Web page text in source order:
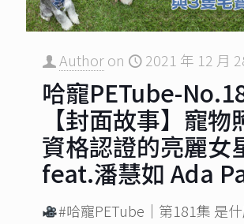
Authoron 2021 年 12 月
哈寵PETube-
【封面故事】寵物
資格認證的亮麗女
feat.潘慧如 Ada
#哈寵PETube｜第181集 是